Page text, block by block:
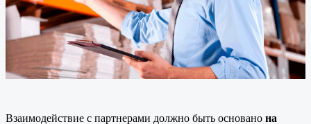
Взаимодействие с партнерами должно быть основано на